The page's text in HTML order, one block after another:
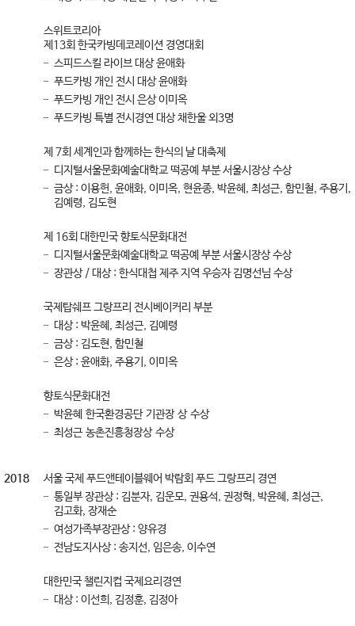
스위트코리아
제13회 한국카빙데코레이션 경영대회
스피드스킬 라이브 대상 윤애화
푸드카빙 개인 전시 대상 윤애화
푸드카빙 개인 전시 은상 이미옥
푸드카빙 특별 전시경연 대상 채한울 외3명
제 7회 세계인과 함께하는 한식의 날 대축제
디지털서울문화예술대학교 떡공예 부분 서울시장상 수상
금상 : 이용헌, 윤애화, 이미옥, 현윤종, 박윤혜, 최성근, 함민철, 주용기,
김예령, 김도현
제 16회 대한민국 향토식문화대전
디지털서울문화예술대학교 떡공예 부분 서울시장상 수상
장관상 / 대상 : 한식대첩 제주 지역 우승자 김명선님 수상
국제탑쉐프 그랑프리 전시베이커리 부분
대상 : 박윤혜, 최성근, 김예령
금상 : 김도현, 함민철
은상 : 윤애화, 주용기, 이미옥
향토식문화대전
박윤혜 한국환경공단 기관장 상 수상
최성근 농촌진흥청장상 수상
2018
서울 국제 푸드앤테이블웨어 박람회 푸드 그랑프리 경연
통일부 장관상 : 김분자, 김운모, 권용석, 권정혁, 박윤혜, 최성근,
김고화, 장재순
여성가족부장관상 : 양유경
전남도지사상 : 송지선, 임은송, 이수연
대한민국 챌린지컵 국제요리경연
대상 : 이선희, 김정훈, 김정아